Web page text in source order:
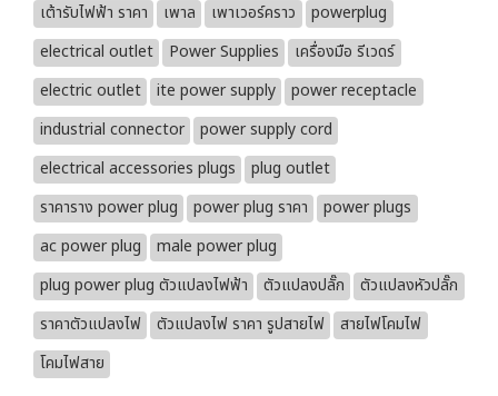
เต้ารับไฟฟ้า ราคา
เพาล เพาเวอร์คราว
powerplug
electrical outlet
Power Supplies
เครื่องมือ รีเวดร์
electric outlet
ite power supply
power receptacle
industrial connector
power supply cord
electrical accessories plugs
plug outlet
ราคาราง power plug
power plug ราคา
power plugs
ac power plug
male power plug
plug power plug ตัวแปลงไฟฟ้า
ตัวแปลงปลั๊ก
ตัวแปลงหัวปลั๊ก
ราคาตัวแปลงไฟ
ตัวแปลงไฟ ราคา รูปสายไฟ
สายไฟโคมไฟ
โคมไฟสาย